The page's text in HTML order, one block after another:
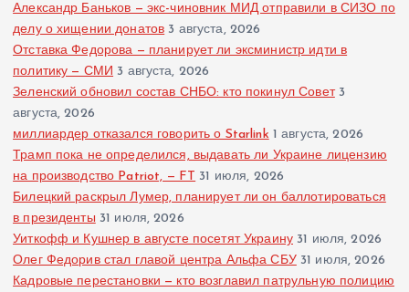
Александр Баньков — экс-чиновник МИД отправили в СИЗО по
делу о хищении донатов 3 августа, 2026
Отставка Федорова — планирует ли эксминистр идти в
политику — СМИ 3 августа, 2026
Зеленский обновил состав СНБО: кто покинул Совет 3
августа, 2026
миллиардер отказался говорить о Starlink 1 августа, 2026
Трамп пока не определился, выдавать ли Украине лицензию
на производство Patriot, — FT 31 июля, 2026
Билецкий раскрыл Лумер, планирует ли он баллотироваться
в президенты 31 июля, 2026
Уиткофф и Кушнер в августе посетят Украину 31 июля, 2026
Олег Федорив стал главой центра Альфа СБУ 31 июля, 2026
Кадровые перестановки — кто возглавил патрульную полицию